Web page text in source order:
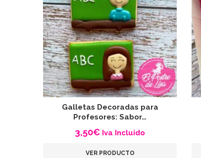
Galletas Decoradas para
Profesores: Sabor…
3,50€ Iva Incluido
VER PRODUCTO